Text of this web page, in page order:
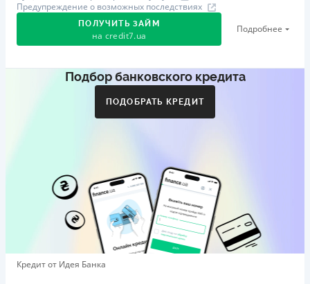
Предупреждение о возможных последствиях
ПОЛУЧИТЬ ЗАЙМ
на credit7.ua
Подробнее
Акция: «Кешбэк за друга»
друг регистрируется и получает первый кредит (от
Бронзовый призер FinAwards 2026 «Лучшая программа
лояльности»
Первый займ
от 0,01%/день до 30 000 ₴
Повторный займ
Подбор банковского кредита
ПОДОБРАТЬ КРЕДИТ
Кредит от Идея Банка